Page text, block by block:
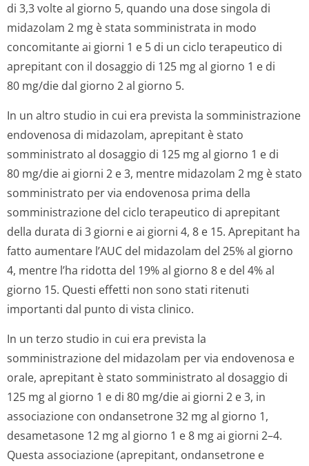
di 3,3 volte al giorno 5, quando una dose singola di
midazolam 2 mg è stata somministrata in modo
concomitante ai giorni 1 e 5 di un ciclo terapeutico di
aprepitant con il dosaggio di 125 mg al giorno 1 e di
80 mg/die dal giorno 2 al giorno 5.
In un altro studio in cui era prevista la somministrazione
endovenosa di midazolam, aprepitant è stato
somministrato al dosaggio di 125 mg al giorno 1 e di
80 mg/die ai giorni 2 e 3, mentre midazolam 2 mg è stato
somministrato per via endovenosa prima della
somministrazione del ciclo terapeutico di aprepitant
della durata di 3 giorni e ai giorni 4, 8 e 15. Aprepitant ha
fatto aumentare l’AUC del midazolam del 25% al giorno
4, mentre l’ha ridotta del 19% al giorno 8 e del 4% al
giorno 15. Questi effetti non sono stati ritenuti
importanti dal punto di vista clinico.
In un terzo studio in cui era prevista la
somministrazione del midazolam per via endovenosa e
orale, aprepitant è stato somministrato al dosaggio di
125 mg al giorno 1 e di 80 mg/die ai giorni 2 e 3, in
associazione con ondansetrone 32 mg al giorno 1,
desametasone 12 mg al giorno 1 e 8 mg ai giorni 2–4.
Questa associazione (aprepitant, ondansetrone e